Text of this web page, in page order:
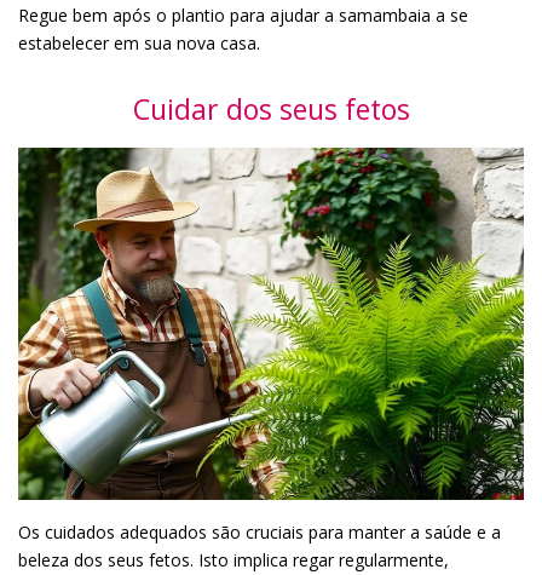
Regue bem após o plantio para ajudar a samambaia a se
estabelecer em sua nova casa.
Cuidar dos seus fetos
Os cuidados adequados são cruciais para manter a saúde e a
beleza dos seus fetos. Isto implica regar regularmente,